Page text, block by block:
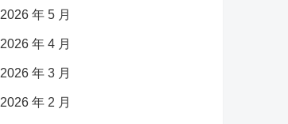
2026 年 5 月
2026 年 4 月
2026 年 3 月
2026 年 2 月